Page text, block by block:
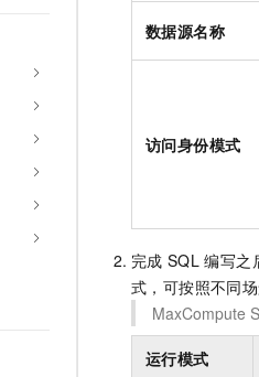
数据源名称
访问身份模式
完成 SQL 编写之
式，可按照不同场
MaxCompute
运行模式